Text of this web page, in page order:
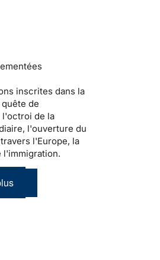
inscrites dans la
de
l'octroi de la
l'ouverture du
l'Europe, la
l'immigration.